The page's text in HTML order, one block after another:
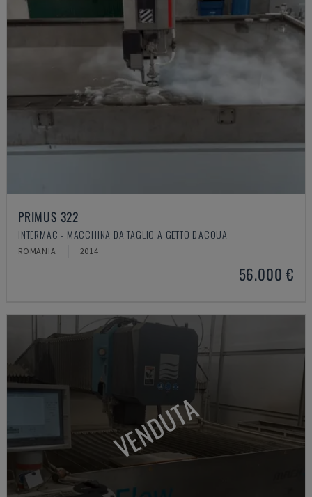
PRIMUS 322
INTERMAC - MACCHINA DA TAGLIO A GETTO D'ACQUA
ROMANIA 2014
56.000 €
VENDUTA